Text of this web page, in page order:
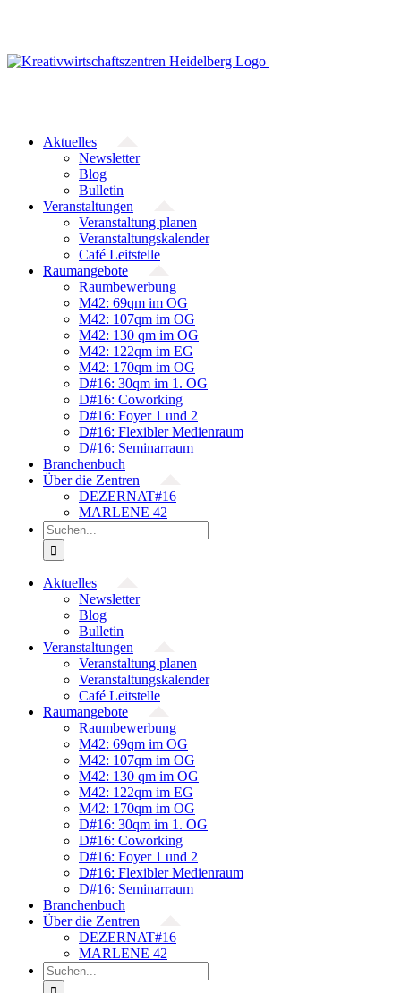
Aktuelles
Newsletter
Blog
Bulletin
Veranstaltungen
Veranstaltung planen
Veranstaltungskalender
Café Leitstelle
Raumangebote
Raumbewerbung
M42: 69qm im OG
M42: 107qm im OG
M42: 130 qm im OG
M42: 122qm im EG
M42: 170qm im OG
D#16: 30qm im 1. OG
D#16: Coworking
D#16: Foyer 1 und 2
D#16: Flexibler Medienraum
D#16: Seminarraum
Branchenbuch
Über die Zentren
DEZERNAT#16
MARLENE 42
Suche
nach:
Aktuelles
Newsletter
Blog
Bulletin
Veranstaltungen
Veranstaltung planen
Veranstaltungskalender
Café Leitstelle
Raumangebote
Raumbewerbung
M42: 69qm im OG
M42: 107qm im OG
M42: 130 qm im OG
M42: 122qm im EG
M42: 170qm im OG
D#16: 30qm im 1. OG
D#16: Coworking
D#16: Foyer 1 und 2
D#16: Flexibler Medienraum
D#16: Seminarraum
Branchenbuch
Über die Zentren
DEZERNAT#16
MARLENE 42
Suche
nach: